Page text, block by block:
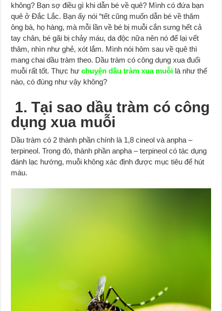
không? Bạn sợ điều gì khi dẫn bé về quê? Mình có đứa bạn
quê ở Đắc Lắc. Bạn ấy nói “tết cũng muốn dẫn bé về thăm
ông bà, họ hàng, mà mỗi lần về bé bị muỗi cắn sưng hết cả
tay chân, bé gãi bị chảy máu, da độc nữa nên nó để lại vết
thâm, nhìn như ghẻ, xót lắm. Mình nói hôm sau về quê thì
mang chai dầu tràm theo. Dầu tràm có công dụng xua đuổi
muỗi rất tốt. Thực hưchuyện dầu tràm xua muỗi là như thế
nào, có đúng như vậy không?
1. Tại sao dầu tràm có công
dụng xua muỗi
Dầu tràm có 2 thành phần chính là 1,8 cineol và anpha –
terpineol. Trong đó, thành phần anpha – terpineol có tác dụng
đánh lạc hướng, muỗi không xác định được mục tiêu để hút
máu.